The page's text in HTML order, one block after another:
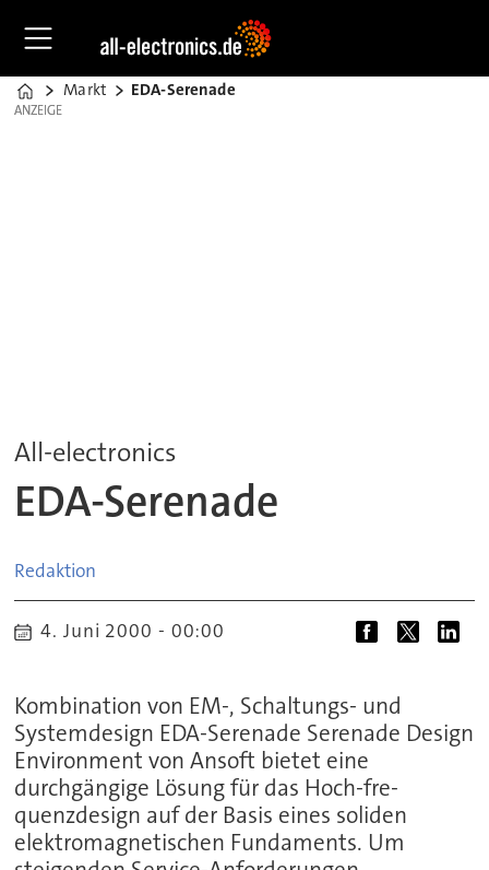
Home
Markt EDA-Serenade
ANZEIGE
ANZEIGE
All-electronics
EDA-Serenade
Redaktion
4. Juni 2000 - 00:00
Kombination von EM-, Schaltungs- und
Systemdesign EDA-Serenade Serenade Design
Environment von Ansoft bietet eine
durchgängige Lösung für das Hoch-fre-
quenzdesign auf der Basis eines soliden
elektromagnetischen Fundaments. Um